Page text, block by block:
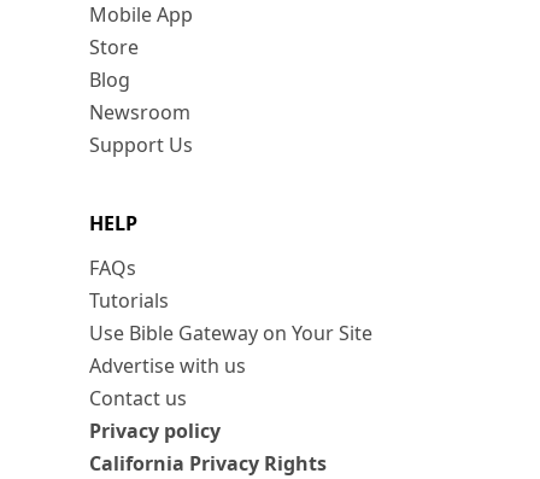
Mobile App
Store
Blog
Newsroom
Support Us
HELP
FAQs
Tutorials
Use Bible Gateway on Your Site
Advertise with us
Contact us
Privacy policy
California Privacy Rights